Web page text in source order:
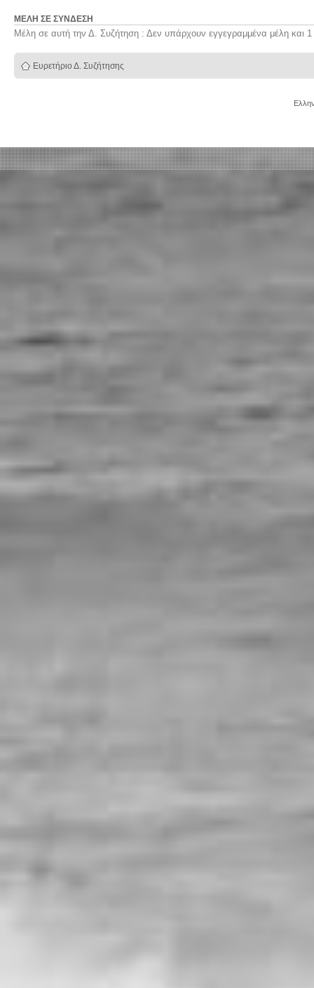
ΜΈΛΗ ΣΕ ΣΎΝΔΕΣΗ
Μέλη σε αυτή την Δ. Συζήτηση : Δεν υπάρχουν εγγεγραμμένα μέλη και 1
Ευρετήριο Δ. Συζήτησης